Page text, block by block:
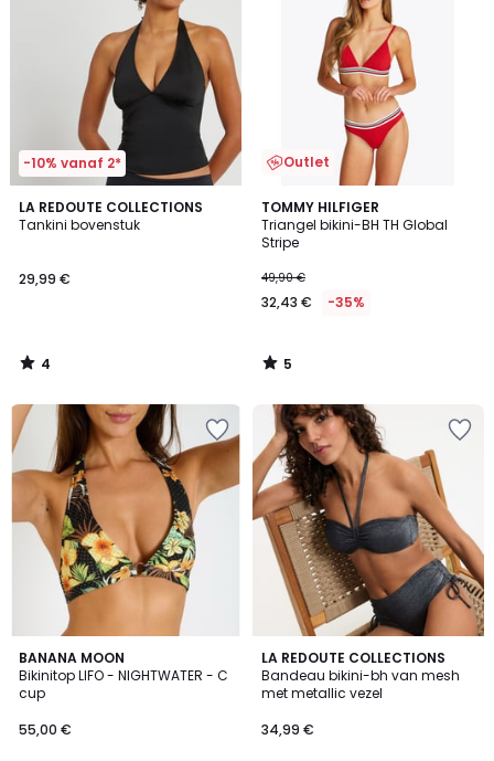
-10% vanaf 2*
LA REDOUTE COLLECTIONS
Tankini bovenstuk
29,99 €
4
/
4
/
Outlet
TOMMY HILFIGER
Triangel bikini-BH TH Global
Stripe
49,90 €
32,43 € -35%
5
/
5
5
/
BANANA MOON
Bikinitop LIFO - NIGHTWATER - C
cup
55,00 €
LA REDOUTE COLLECTIONS
Bandeau bikini-bh van mesh
met metallic vezel
34,99 €
5
/
5
2
Kleuren